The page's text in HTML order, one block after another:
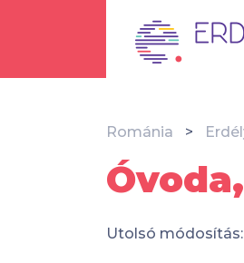
Románia
Utolsó módosítás: